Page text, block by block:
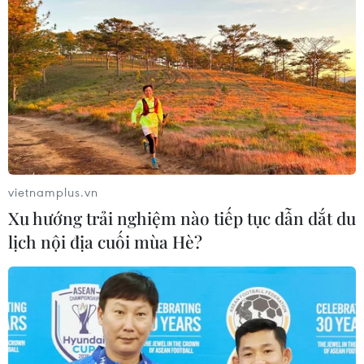
Nhật Bản: Nội các thông qua chính
sách giảm thuế tiêu thụ thực phẩm
xuống 1%
05/08/2026 15:30
Việt Nam-Ấn Độ thúc đẩy hiện thực
hóa Đối tác Chiến lược Toàn diện
Tăng cường
05/08/2026 13:30
Hơn 100 người thiệt mạng trong mùa
mưa khốc liệt ở Ấn Độ
05/08/2026 09:39
vietnamplus.vn
Xu hướng trải nghiệm nào tiếp tục dẫn dắt du
lịch nội địa cuối mùa Hè?